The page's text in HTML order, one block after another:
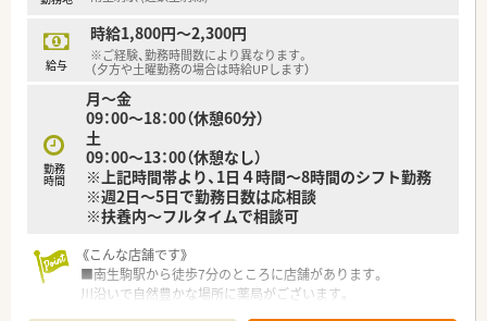
長く働ける先をお探しの方
等々…少しでも気になった方はお問い合わせ下さい。
給与
時給1,800円～2,300円
※ご経験、勤務時間数により異なります。
（夕方や土曜勤務の場合は時給UPします）
勤務
時間
月～金
09：00～18：00（休憩60分）
土
09：00～13：00（休憩なし）
※上記時間帯より、1日４時間～8時間のシフト勤務
※週2日～5日で勤務日数は応相談
※扶養内～フルタイムで相談可
《こんな店舗です》
■南生駒駅から徒歩7分のところに店舗があります。
川沿いで自然豊かな場所に薬局がございます。